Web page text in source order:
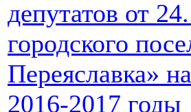
депутатов от
городского
Переяславка»
2016-2017 годы